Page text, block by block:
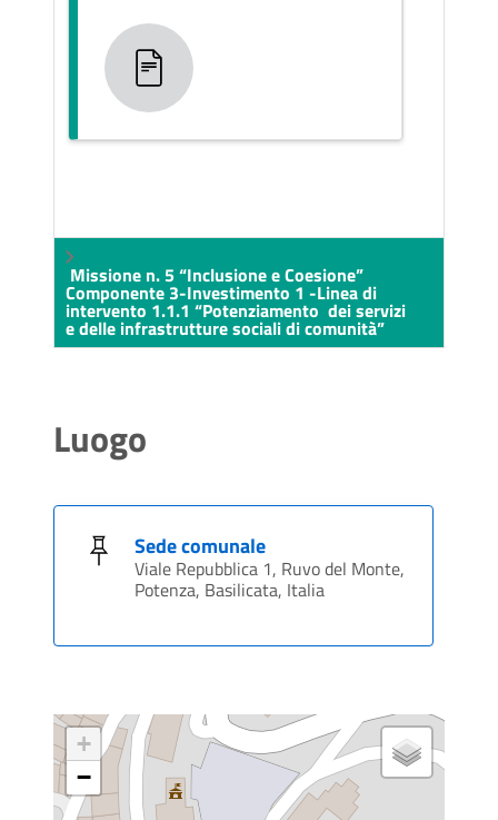
Missione n. 5 “Inclusione e Coesione”
Componente 3-Investimento 1 -Linea di
intervento 1.1.1 “Potenziamento dei servizi
e delle infrastrutture sociali di comunità”
Luogo
Sede comunale
Viale Repubblica 1, Ruvo del Monte,
Potenza, Basilicata, Italia
+
−